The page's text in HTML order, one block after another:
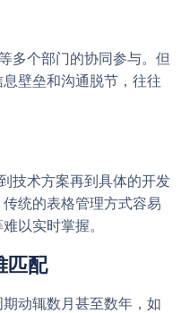
多个部门的协同参与。但
壁垒和沟通脱节，往往
技术方案再到具体的开发
统的表格管理方式容易
以实时掌握。
匹配
动辄数月甚至数年，如